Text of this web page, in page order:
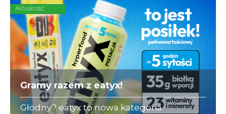
Aktualność
Gramy razem z eatyx!
Głodny? eatyx to nowa kategoria